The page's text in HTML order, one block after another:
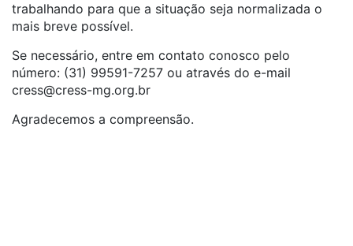
trabalhando para que a situação seja normalizada o
mais breve possível.
Se necessário, entre em contato conosco pelo
número: (31) 99591-7257 ou através do e-mail
cress@cress-mg.org.br
Agradecemos a compreensão.